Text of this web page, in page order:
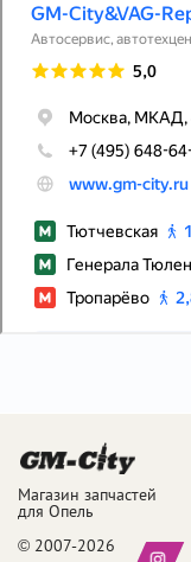
Магазин запчастей
для Опель
© 2007-2026